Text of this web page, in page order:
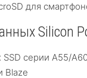
для
Silicon
серии A55/
Blaze